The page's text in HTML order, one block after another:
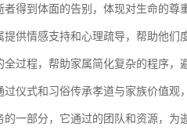
得到体面的告别，体现对生命的尊
供情感支持和心理疏导，帮助他们
过程，帮助家属简化复杂的程序，
仪式和习俗传承孝道与家族价值观
一部分，它通过的团队和资源，为